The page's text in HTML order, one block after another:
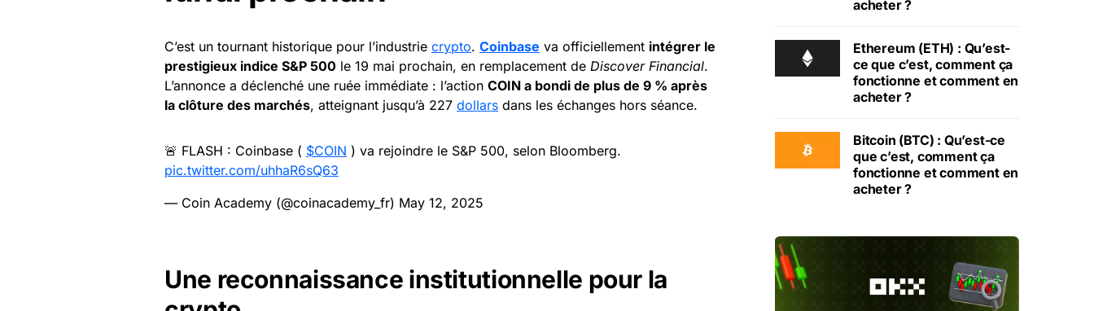
C’est un tournant historique pour l’industrie crypto. Coinbase va officiellement intégrer le
prestigieux indice S&P 500 le 19 mai prochain, en remplacement de Discover Financial.
L’annonce a déclenché une ruée immédiate : l’action COIN a bondi de plus de 9 % après
la clôture des marchés, atteignant jusqu’à 227 dollars dans les échanges hors séance.
🚨 FLASH : Coinbase ( $COIN ) va rejoindre le S&P 500, selon Bloomberg.
pic.twitter.com/uhhaR6sQ63
— Coin Academy (@coinacademy_fr) May 12, 2025
Une reconnaissance institutionnelle pour la
acheter ?
Ethereum (ETH) : Qu’est-
ce que c’est, comment ça
fonctionne et comment en
acheter ?
Bitcoin (BTC) : Qu’est-ce
que c’est, comment ça
fonctionne et comment en
acheter ?